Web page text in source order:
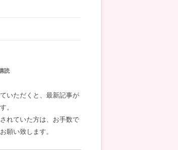
読
いただくと、最新記事が
。
れていた方は、お手数で
願い致します。